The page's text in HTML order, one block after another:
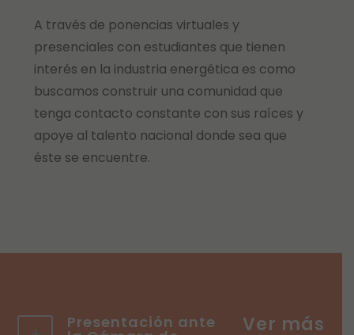
A través de ponencias virtuales y
presenciales con estudiantes que tienen
interés en la industria energética es como
buscamos construir una comunidad que
tenga contacto constante con sus raíces y
apoye al talento nacional donde sea que
éste se encuentre.
Presentación ante